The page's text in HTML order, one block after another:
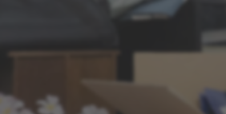
遺品整理
引っ越し
清掃・掃除・草刈り